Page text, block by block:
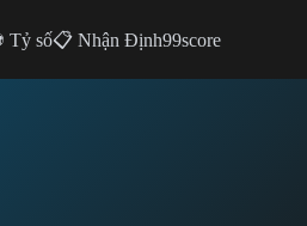
Tỷ số📋 Nhận Định99score